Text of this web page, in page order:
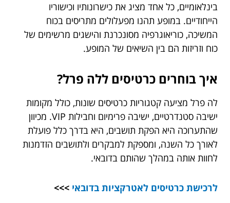
בינלאומיים, כל אחד מציג את כישרונותיו וכישוריו
הייחודיים. במופע תהנו מפעלולים מתריסים בכוח
המשיכה, כוריאוגרפיה מסונכרנת והישגים מרשימים של
כוח וזריזות הם בין השיאים של המופע.
איך בוחרים כרטיסים ללה פרל?
לה פרל מציעה קטגוריות כרטיסים שונות, כולל מקומות
ישיבה סטנדרטיים, ישיבה פרימיום וחבילות VIP. מכיוון
שהתערוכה היא הפקת תושבים, היא בדרך כלל פועלת
לאורך כל השנה, ומספקת למבקרים ולתושבים הזדמנות
לחוות אותה במהלך שהותם בדובאי.
לרכישת כרטיסים לאטרקציות בדובאי >>>